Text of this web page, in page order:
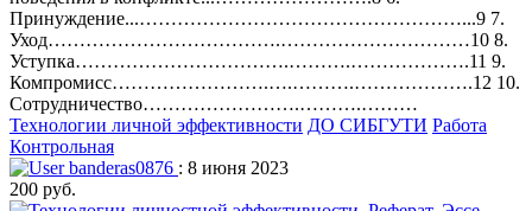
Принуждение...……………………………………………...9 7.
Уход……………………………….…………………………10 8.
Уступка…………………………….……….……………….11 9.
Компромисс…………………….….……….……………….12 10.
Сотрудничество…………………….……….………
Технологии личной эффективности ДО СИБГУТИ Работа
Контрольная
banderas0876 : 8 июня 2023
200 руб.